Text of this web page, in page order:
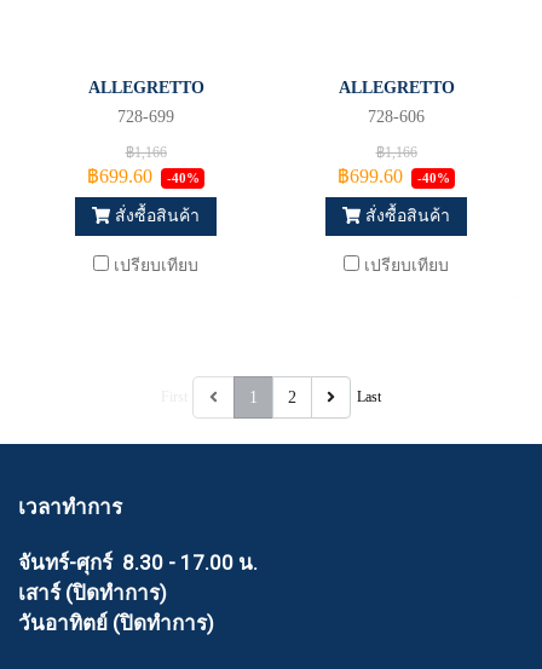
ALLEGRETTO
728-699
฿1,166
฿699.60 -40%
สั่งซื้อสินค้า
เปรียบเทียบ
ALLEGRETTO
728-606
฿1,166
฿699.60 -40%
สั่งซื้อสินค้า
เปรียบเทียบ
1 2 Last
เวลาทำการ
จันทร์-ศุกร์ 8.30 - 17.00 น.
เสาร์ (ปิดทำการ)
วันอาทิตย์ (ปิดทำการ)